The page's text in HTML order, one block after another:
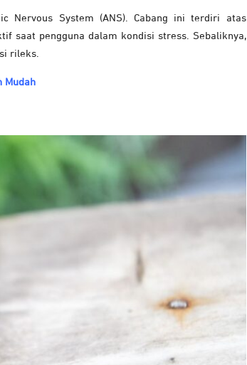
Nervous System (ANS). Cabang ini terdiri atas
saat pengguna dalam kondisi stress. Sebaliknya,
rileks.
Mudah